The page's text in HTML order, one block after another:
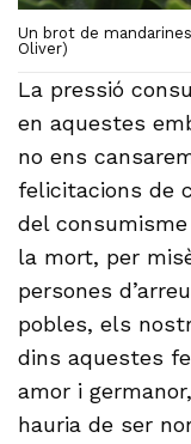
Un brot de
Oliver)
La pressió
en aquestes
no ens
felicitacions de
del
la mort, per
persones
pobles, els
dins aquestes
amor i
hauria de ser